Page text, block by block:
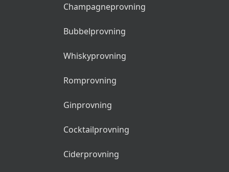
Champagneprovning
Bubbelprovning
Whiskyprovning
Romprovning
Ginprovning
Cocktailprovning
Ciderprovning